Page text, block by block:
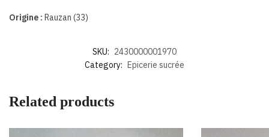
Origine : Rauzan (33)
SKU: 2430000001970
Category: Epicerie sucrée
Related products